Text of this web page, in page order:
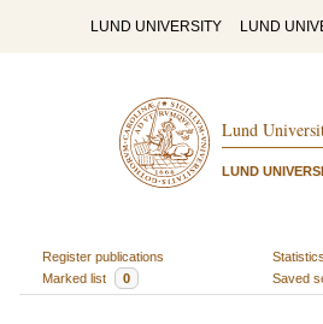
LUND UNIVERSITY LUND
Lund
LUND
Register publications
Statistics
Marked list
0 Saved